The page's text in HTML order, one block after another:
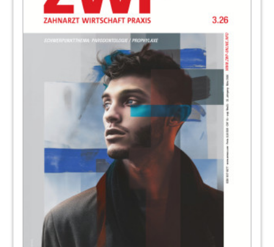
Rosemarie A. Stein
93NETdental GmbH
Finanzen: Solarenergie – umweltbewusst
und renditeorientiert
Hilfsprojekt: ÄRZTE HELFEN e.V. startet
Projekt in Gambia
Priv.-Doz. Dr. Dr. Steffen Köhler
Inserentenverzeichnis/ Impressum
Redaktion